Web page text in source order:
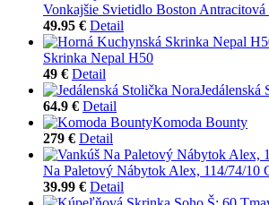
Vonkajšie Svietidlo Boston
49.95 € Detail
Skrinka Nepal H50
49 € Detail
Jedálenská
64.9 € Detail
Komoda Bounty
279 € Detail
Na Paletový Nábytok Alex, 114/74/10
39.99 € Detail